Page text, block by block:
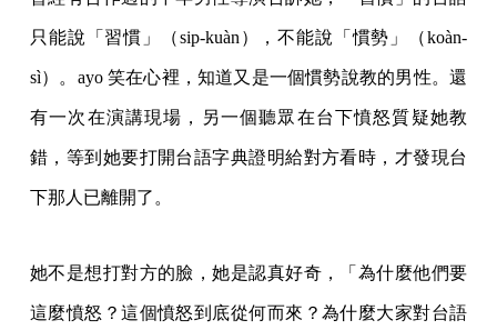
只能說「習慣」（sip-kuàn），不能說「慣勢」（koàn-
sì）。ayo 笑在心裡，知道又是一個慣勢說教的男性。還
有一次在演講現場，另一個聽眾在台下憤怒質疑她教
錯，等到她要打開台語字典證明給對方看時，才發現台
下那人已離開了。
她不是想打對方的臉，她是認真好奇，「為什麼他們要
這麼憤怒？這個憤怒到底從何而來？為什麼大家對台語